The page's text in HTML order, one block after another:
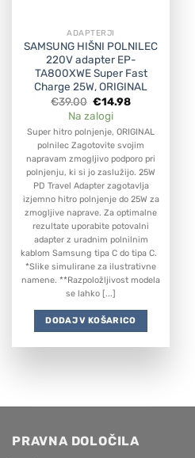
ADAPTERJI
SAMSUNG HIŠNI POLNILEC
220V adapter EP-
TA800XWE Super Fast
Charge 25W, ORIGINAL
€39.00 Original
price
was:
€39.00.
€14.98Current
€14.98.
Na zalogi
Super hitro polnjenje, ORIGINAL
polnilec Zagotovite svojim
napravam zmogljivo podporo pri
polnjenju, ki si jo zaslužijo. 25W
PD Travel Adapter zagotavlja
izjemno hitro polnjenje do 25W za
zmogljive naprave. Za optimalne
rezultate uporabite potovalni
adapter z uradnim polnilnim
kablom Samsung tipa C do tipa C.
*Slike simulirane za ilustrativne
namene. **Razpoložljivost modela
se lahko [...]
DODAJ V KOŠARICO
PRAVNA DOLOČILA